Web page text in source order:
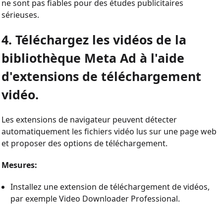
ne sont pas fiables pour des études publicitaires
sérieuses.
4. Téléchargez les vidéos de la
bibliothèque Meta Ad à l'aide
d'extensions de téléchargement
vidéo.
Les extensions de navigateur peuvent détecter
automatiquement les fichiers vidéo lus sur une page web
et proposer des options de téléchargement.
Mesures:
Installez une extension de téléchargement de vidéos,
par exemple Video Downloader Professional.